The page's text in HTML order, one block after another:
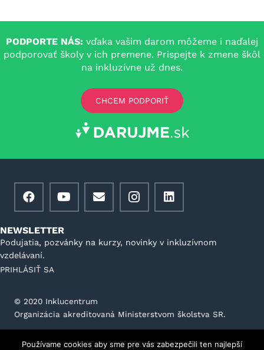
PODPORTE NÁS: vďaka vašim darom môžeme i naďalej
podporovať školy v ich premene. Prispejte k zmene škôl
na inkluzívne už dnes.
CHCEM PODPORIŤ
NEWSLETTER
Podujatia, pozvánky na kurzy, novinky v inkluzívnom
vzdelávaní.
PRIHLÁSIŤ SA
©️ 2020 Inklucentrum
Organizácia akreditovaná Ministerstvom školstva SR.
Všeobecné podmienky prevádzkovateľa portálu
Používame cookies aby sme pre vás zabezpečili ten najlepší